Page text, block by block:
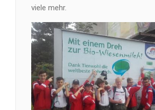
viele mehr.